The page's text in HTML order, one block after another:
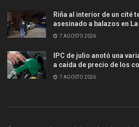
Riña al interior de un cité
asesinado a balazos en
7 AGOSTO 2026
IPC de julio anotó una
a caída de precio de los
7 AGOSTO 2026